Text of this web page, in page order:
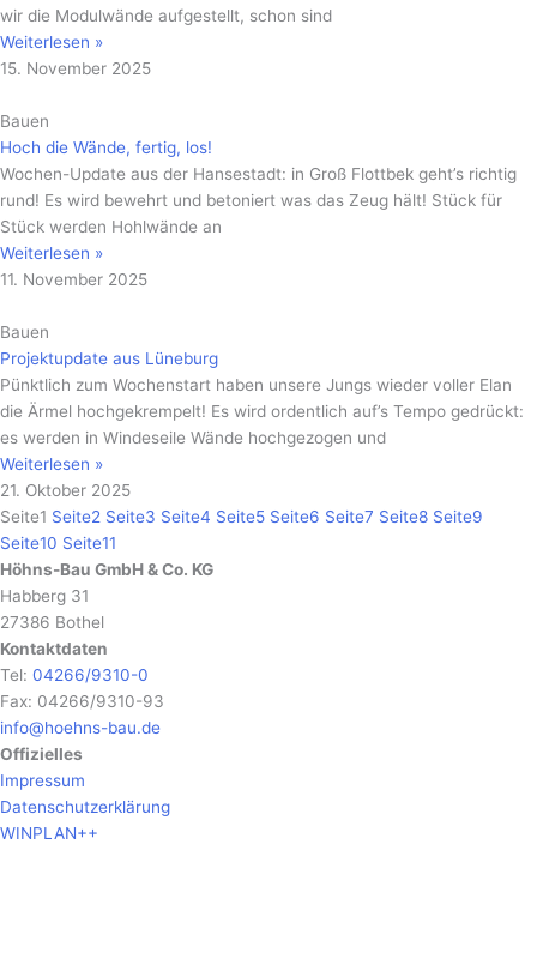
wir die Modulwände aufgestellt, schon sind
Weiterlesen »
15. November 2025
Bauen
Hoch die Wände, fertig, los!
Wochen-Update aus der Hansestadt: in Groß Flottbek geht’s richtig
rund! Es wird bewehrt und betoniert was das Zeug hält! Stück für
Stück werden Hohlwände an
Weiterlesen »
11. November 2025
Bauen
Projektupdate aus Lüneburg
Pünktlich zum Wochenstart haben unsere Jungs wieder voller Elan
die Ärmel hochgekrempelt! Es wird ordentlich auf’s Tempo gedrückt:
es werden in Windeseile Wände hochgezogen und
Weiterlesen »
21. Oktober 2025
Seite1 Seite2 Seite3 Seite4 Seite5 Seite6 Seite7 Seite8 Seite9
Seite10 Seite11
Höhns-Bau GmbH & Co. KG
Habberg 31
27386 Bothel
Kontaktdaten
Tel: 04266/9310-0
Fax: 04266/9310-93
info@hoehns-bau.de
Offizielles
Impressum
Datenschutzerklärung
WINPLAN++